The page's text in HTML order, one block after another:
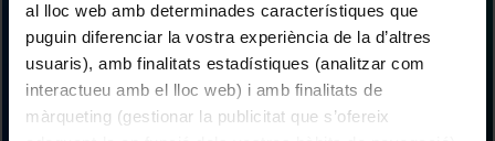
al lloc web amb determinades característiques que
puguin diferenciar la vostra experiència de la d’altres
usuaris), amb finalitats estadístiques (analitzar com
interactueu amb el lloc web) i amb finalitats de
màrqueting (gestionar la publicitat que s’ofereix